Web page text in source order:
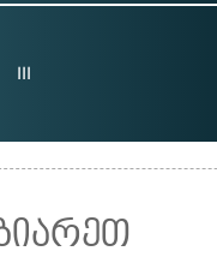
III